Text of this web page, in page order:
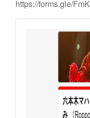
https://forms.gle/